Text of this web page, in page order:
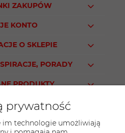
ZAKUPÓW
KONTO
O SKLEPIE
PORADY
PRODUKTY
prywatność
im technologie umożliwiają